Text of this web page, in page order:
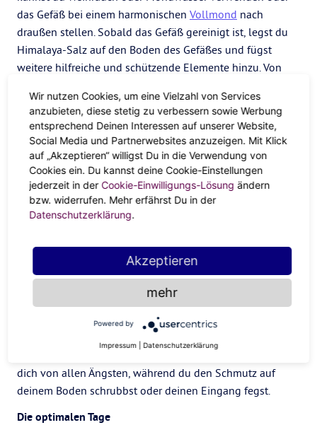
das Gefäß bei einem harmonischen Vollmond nach
draußen stellen. Sobald das Gefäß gereinigt ist, legst du
Himalaya-Salz auf den Boden des Gefäßes und fügst
weitere hilfreiche und schützende Elemente hinzu. Von
oder einem kleinen Gegenstand, der eine Bedeutung hat,
füllst du dein Gefäß mit deiner Absicht. Verschließe dein
Gefäß mit Wachs und sprich laut: „Ich bin vor negativer
Energie und schädlichen Angriffen geschützt. Mögen nur
Frieden, Liebe und Licht zu mir finden.“
Vor der Anwendung von Zaubersprüchen
dass du und dein Haus sauber sind. Es ist wichtig, dass du
dich von allen energetischen Rückständen reinigst, die du
im Laufe des Tages aufgesammelt hast. Du willst nicht,
dass diese in deine Zauberei eindringen. Es ist auch
wichtig, dass dein Raum sauber ist. Du kannst deine
Reinigungsmittel sogar mit energetischen Absichten
dich von allen Ängsten, während du den Schmutz auf
deinem Boden schrubbst oder deinen Eingang fegst.
Die optimalen Tage
Wir nutzen Cookies, um eine Vielzahl von Services
anzubieten, diese stetig zu verbessern sowie Werbung
entsprechend Deinen Interessen auf unserer Website,
Social Media und Partnerwebsites anzuzeigen. Mit Klick
auf „Akzeptieren“ willigst Du in die Verwendung von
Cookies ein. Du kannst deine Cookie-Einstellungen
jederzeit in der Cookie-Einwilligungs-Lösung ändern
bzw. widerrufen. Mehr erfährst Du in der
Datenschutzerklärung.
Akzeptieren
mehr
Powered by
Impressum Datenschutzerklärung